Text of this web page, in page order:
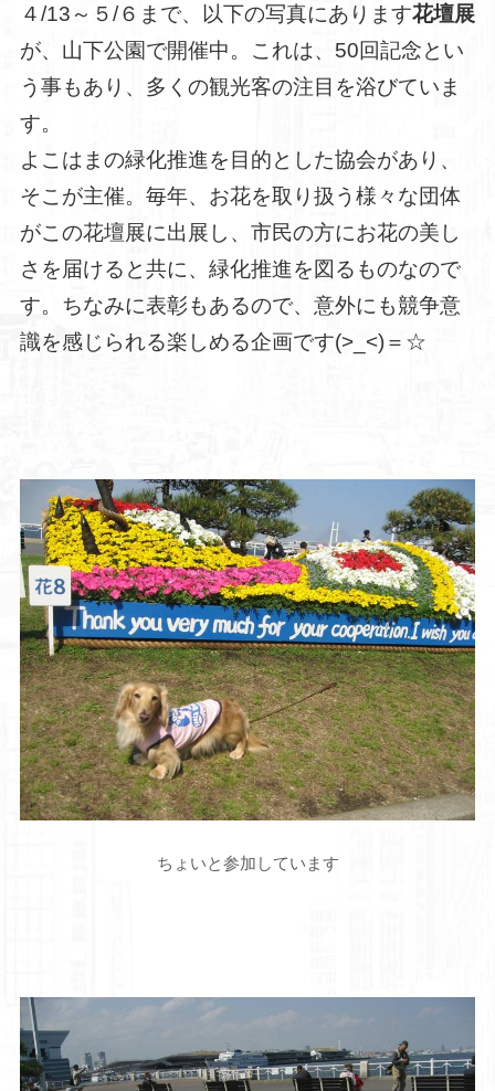
４/13～５/６まで、以下の写真にあります花壇展
が、山下公園で開催中。これは、50回記念とい
う事もあり、多くの観光客の注目を浴びていま
す。
よこはまの緑化推進を目的とした協会があり、
そこが主催。毎年、お花を取り扱う様々な団体
がこの花壇展に出展し、市民の方にお花の美し
さを届けると共に、緑化推進を図るものなので
す。ちなみに表彰もあるので、意外にも競争意
識を感じられる楽しめる企画です(>_<)＝☆
ちょいと参加しています